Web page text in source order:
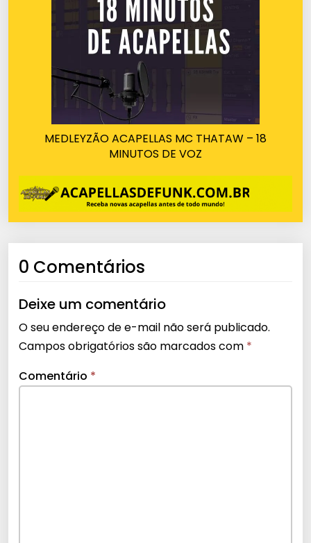
MEDLEYZÃO ACAPELLAS MC THATAW – 18
MINUTOS DE VOZ
0 Comentários
Deixe um comentário
O seu endereço de e-mail não será publicado.
Campos obrigatórios são marcados com *
Comentário *